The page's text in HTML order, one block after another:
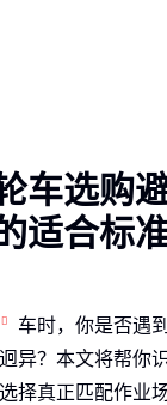
车选购
适合标
车时，你是否遇
异？本文将帮你
择真正匹配作业场